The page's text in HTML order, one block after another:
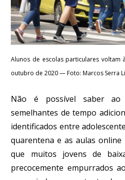
Alunos de escolas particulares voltam
outubro de 2020 — Foto: Marcos Serra
Não é possível saber ao
semelhantes de tempo
identificados entre
quarentena e as aulas online
que muitos jovens de
precocemente empurrados